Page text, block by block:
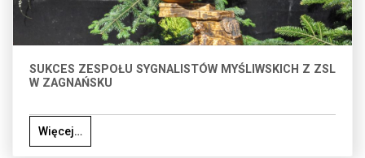
SUKCES ZESPOŁU SYGNALISTÓW MYŚLIWSKICH Z ZSL
W ZAGNAŃSKU
Więcej…